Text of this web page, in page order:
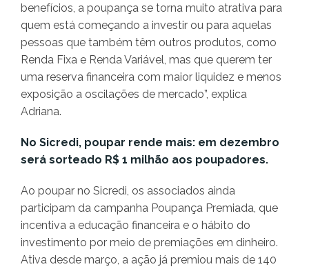
benefícios, a poupança se torna muito atrativa para
quem está começando a investir ou para aquelas
pessoas que também têm outros produtos, como
Renda Fixa e Renda Variável, mas que querem ter
uma reserva financeira com maior liquidez e menos
exposição a oscilações de mercado”, explica
Adriana.
No Sicredi, poupar rende mais: em dezembro
será sorteado R$ 1 milhão aos poupadores.
Ao poupar no Sicredi, os associados ainda
participam da campanha Poupança Premiada, que
incentiva a educação financeira e o hábito do
investimento por meio de premiações em dinheiro.
Ativa desde março, a ação já premiou mais de 140